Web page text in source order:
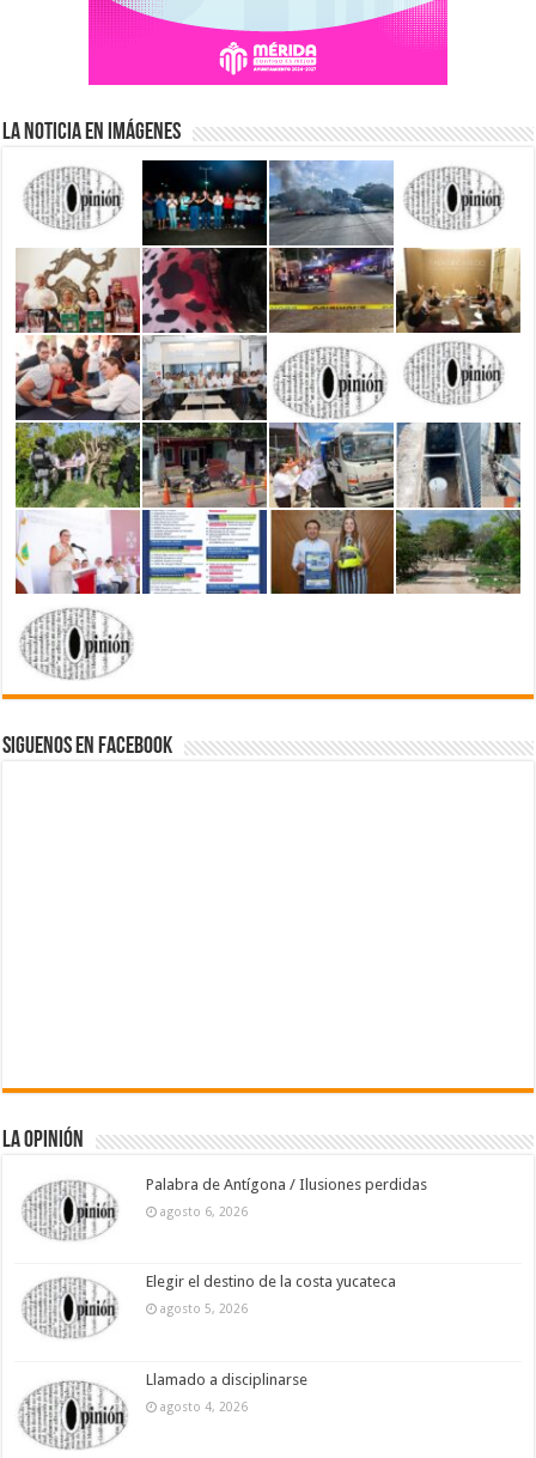
La Noticia en Imágenes
Siguenos en Facebook
La Opinión
Palabra de Antígona / Ilusiones perdidas
agosto 6, 2026
Elegir el destino de la costa yucateca
agosto 5, 2026
Llamado a disciplinarse
agosto 4, 2026